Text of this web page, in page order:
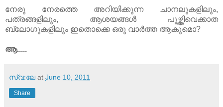
നേരു നേരത്തെ അറിയിക്കുന്ന ചാനലുകളിലും,
പത്രങ്ങളിലും, ആശയങ്ങൾ പൂഴ്ത്തിവെക്കാത
ബ്ലോഗുകളിലും ഇതൊക്കെ ഒരു വാർത്ത ആകുമൊ?
ആ.....
സ്വ:ലേ at June 10, 2011
Share